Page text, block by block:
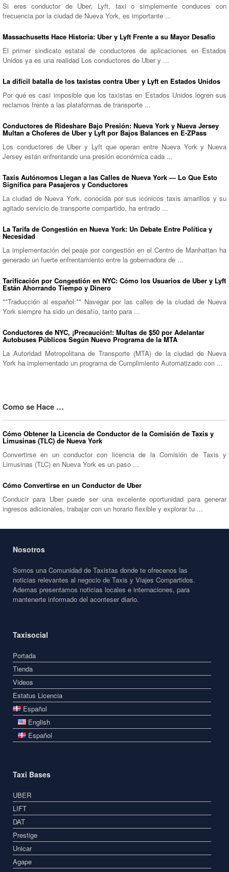
Si eres conductor de Uber, Lyft, taxi o simplemente conduces con
frecuencia por la ciudad de Nueva York, es importante ...
Massachusetts Hace Historia: Uber y Lyft Frente a su Mayor Desafío
El primer sindicato estatal de conductores de aplicaciones en Estados
Unidos ya es una realidad Los conductores de Uber y ...
La difícil batalla de los taxistas contra Uber y Lyft en Estados Unidos
Por qué es casi imposible que los taxistas en Estados Unidos logren sus
reclamos frente a las plataformas de transporte ...
Conductores de Rideshare Bajo Presión: Nueva York y Nueva Jersey
Multan a Choferes de Uber y Lyft por Bajos Balances en E-ZPass
Los conductores de Uber y Lyft que operan entre Nueva York y Nueva
Jersey están enfrentando una presión económica cada ...
Taxis Autónomos Llegan a las Calles de Nueva York — Lo Que Esto
Significa para Pasajeros y Conductores
La ciudad de Nueva York, conocida por sus icónicos taxis amarillos y su
agitado servicio de transporte compartido, ha entrado ...
La Tarifa de Congestión en Nueva York: Un Debate Entre Política y
Necesidad
La implementación del peaje por congestión en el Centro de Manhattan ha
generado un fuerte enfrentamiento entre la gobernadora de ...
Tarificación por Congestión en NYC: Cómo los Usuarios de Uber y Lyft
Están Ahorrando Tiempo y Dinero
**Traducción al español:** Navegar por las calles de la ciudad de Nueva
York siempre ha sido un desafío, tanto para ...
Conductores de NYC, ¡Precaución!: Multas de $50 por Adelantar
Autobuses Públicos Según Nuevo Programa de la MTA
La Autoridad Metropolitana de Transporte (MTA) de la ciudad de Nueva
York ha implementado un programa de Cumplimiento Automatizado con ...
Como se Hace …
Cómo Obtener la Licencia de Conductor de la Comisión de Taxis y
Limusinas (TLC) de Nueva York
Convertirse en un conductor con licencia de la Comisión de Taxis y
Limusinas (TLC) en Nueva York es un paso ...
Cómo Convertirse en un Conductor de Uber
Conducir para Uber puede ser una excelente oportunidad para generar
ingresos adicionales, trabajar con un horario flexible y explorar tu ...
Nosotros
Somos una Comunidad de Taxistas donde te ofrecenos las
noticias relevantes al negocio de Taxis y Viajes Compartidos.
Ademas presentamos noticias locales e internaciones, para
mantenerte informado del aconteser diario.
Taxisocial
Portada
Tienda
Videos
Estatus Licencia
Español
English
Español
Taxi Bases
UBER
LIFT
DAT
Prestige
Unicar
Agape